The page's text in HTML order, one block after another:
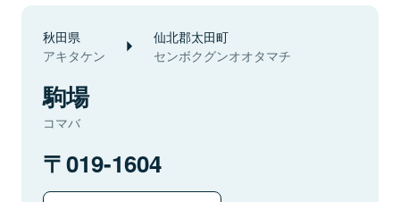
秋田県
アキタケン
仙北郡太田町
センボクグンオオタマチ
駒場
コマバ
019-1604